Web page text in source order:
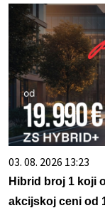
03. 08. 2026 13:23
Hibrid broj 1 koji
akcijskoj ceni od